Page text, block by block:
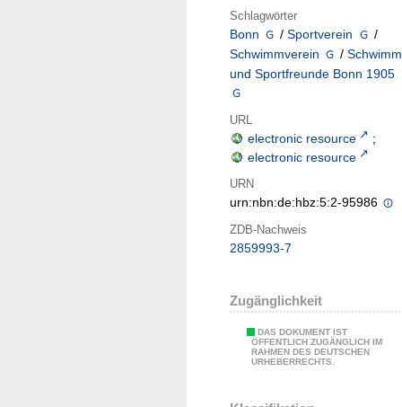
Schlagwörter
Bonn / Sportverein
/
Schwimmverein
/
und Sportfreunde Bonn 1905
URL
electronic resource
;
electronic resource
URN
urn:nbn:de:hbz:5:2-95986
ZDB-Nachweis
2859993-7
Zugänglichkeit
DAS DOKUMENT IST
ÖFFENTLICH ZUGÄNGLICH IM
RAHMEN DES DEUTSCHEN
URHEBERRECHTS.